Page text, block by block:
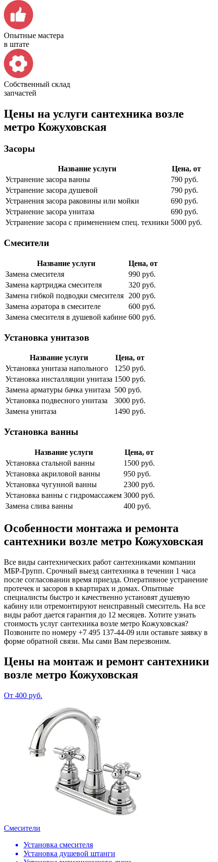
Опытные мастера
в штате
Собственный склад
запчастей
Цены на услуги сантехника возле
метро Кожуховская
Засоры
Название услуги
Цена, от
Устранение засора ванны
790 руб.
Устранение засора душевой
790 руб.
Устранения засора раковины или мойки
690 руб.
Устранение засора унитаза
690 руб.
Устранение засора с применением спец. техники 5000 руб.
Смесители
Название услуги
Цена, от
Замена смесителя
990 руб.
Замена картриджа смесителя
320 руб.
Замена гибкой подводки смесителя
200 руб.
Замена аэратора в смесителе
600 руб.
Замена смесителя в душевой кабине 600 руб.
Установка унитазов
Название услуги
Цена, от
Установка унитаза напольного
1250 руб.
Установка инсталляции унитаза 1500 руб.
Замена арматуры бачка унитаза 500 руб.
Установка подвесного унитаза
3000 руб.
Замена унитаза
1490 руб.
Установка ванны
Название услуги
Цена, от
Установка стальной ванны
1500 руб.
Установка акриловой ванны
950 руб.
Установка чугунной ванны
2300 руб.
Установка ванны с гидромассажем 3000 руб.
Замена слива ванны
400 руб.
Особенности монтажа и ремонта
сантехники возле метро Кожуховская
Все виды сантехнических работ сантехниками компании
МБР-Групп. Срочный выезд сантехника в течении 1 часа
после согласовании время приезда. Оперативное устранение
протечек и засоров в квартирах и домах. Опытные
специалисты быстро и качественно установят душевую
кабину или отремонтируют неисправный смеситель. На все
виды работ дается гарантия до 12 месяцев. Хотите узнать
стоимость услуг сантехника возле метро Кожуховская?
Позвоните по номеру +7 495 137-44-09 или оставьте заявку в
форме обратной связи. Мы сами Вам перезвоним.
Цены на монтаж и ремонт сантехники
возле метро Кожуховская
От 400 руб.
Смесители
Установка смесителя
Установка душевой штанги